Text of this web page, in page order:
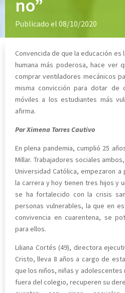
no”
Publicado el 08/10/2020
Convencida de que la educación
humana más poderosa, hace ver
comprar ventiladores mecánicos
misma convicción para dotar de
móviles a los estudiantes más
afirma.
Por Ximena Torres Cautivo
En plena pandemia, cumplió 25
Millar. Trabajadores sociales
Universidad Católica, empezaron
la carrera y hoy tienen tres hijos y
se ha fortalecido con la crisis
personas vulnerables, la que en
convivencia en cuarentena, se
para ellos.
Liliana Cortés (49), directora
Cristo, lleva 8 años a cargo de
que los niños, niñas y
fuera del colegio, recuperen su